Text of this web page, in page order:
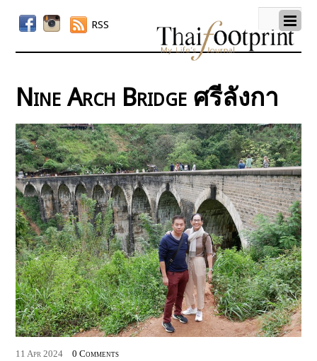
RSS
Nine Arch Bridge ศรีลังกา
11 Apr 2024 0 Comments